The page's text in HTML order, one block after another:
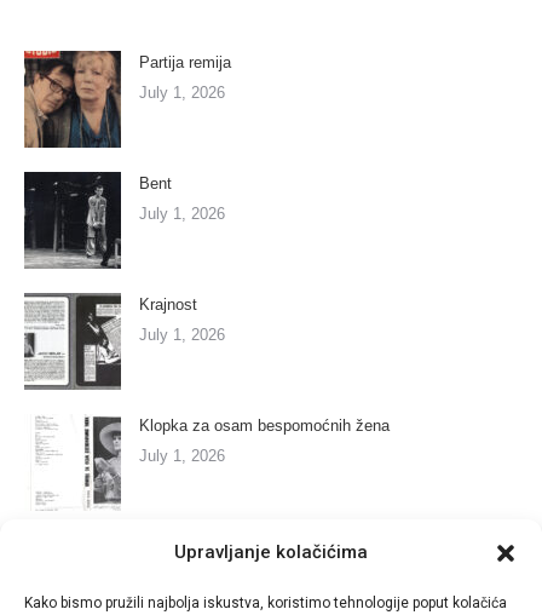
Upravljanje kolačićima
Kako bismo pružili najbolja iskustva, koristimo tehnologije poput kolačića
Partija remija
July 1, 2026
Bent
July 1, 2026
Krajnost
July 1, 2026
Klopka za osam bespomoćnih žena
July 1, 2026
Marija se bori s anđelima